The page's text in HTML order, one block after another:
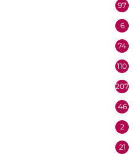
97
6
74
110
207
46
2
21